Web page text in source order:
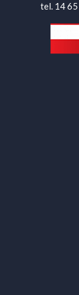
tel. 14